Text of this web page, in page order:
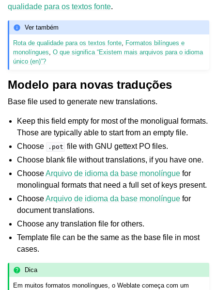
qualidade para os textos fonte.
Ver também
Rota de qualidade para os textos fonte, Formatos bilíngues e
monolíngues,O que significa “Existem mais arquivos para o idioma
único (en)”?
Modelo para novas traduções
Base file used to generate new translations.
Keep this field empty for most of the monoligual formats.
Those are typically able to start from an empty file.
Choose
.pot file with GNU gettext PO files.
Choose blank file without translations, if you have one.
ChooseArquivo de idioma da base monolíngue for
monolingual formats that need a full set of keys present.
ChooseArquivo de idioma da base monolíngue for
document translations.
Choose any translation file for others.
Template file can be the same as the base file in most
cases.
Dica
Em muitos formatos monolíngues, o Weblate começa com um